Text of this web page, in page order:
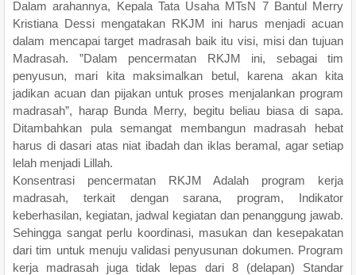
Dalam arahannya, Kepala Tata Usaha MTsN 7 Bantul Merry
Kristiana Dessi mengatakan RKJM ini harus menjadi acuan
dalam mencapai target madrasah baik itu visi, misi dan tujuan
Madrasah. ”Dalam pencermatan RKJM ini, sebagai tim
penyusun, mari kita maksimalkan betul, karena akan kita
jadikan acuan dan pijakan untuk proses menjalankan program
madrasah”, harap Bunda Merry, begitu beliau biasa di sapa.
Ditambahkan pula semangat membangun madrasah hebat
harus di dasari atas niat ibadah dan iklas beramal, agar setiap
lelah menjadi Lillah.
Konsentrasi pencermatan RKJM Adalah program kerja
madrasah, terkait dengan sarana, program, Indikator
keberhasilan, kegiatan, jadwal kegiatan dan penanggung jawab.
Sehingga sangat perlu koordinasi, masukan dan kesepakatan
dari tim untuk menuju validasi penyusunan dokumen. Program
kerja madrasah juga tidak lepas dari 8 (delapan) Standar